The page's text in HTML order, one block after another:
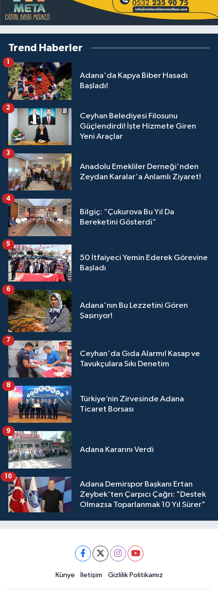
Trend Haberler
Adana'da Kapya Biber Hasadı
Başladı!
1
Ceyhan Belediyesi Filosunu
Güçlendirdi! İşte Hizmete Giren
Yeni Araçlar
2
Anadolu Emekliler Derneği'nden
Zeydan Karalar'a Anlamlı Ziyaret!
3
Bilgiç: “Çukurova Bu Yıl Da
Bereketini Gösterdi”
4
50 İtfaiyeci Yemin Ederek Görevine
Başladı
5
Adana'nın Bu Lezzetini Gören
Şaşırıyor!
6
Ceyhan'da Gıda Alarmı! Kasap ve
Tavukçulara Sıkı Denetim
7
Türkiye’nin Zirvesinde Adana
Ticaret Borsası
8
Adana Kararını Verdi
9
Adana Demirspor Başkanı Ertan
Zeybek'ten Çarpıcı Çağrı: "Destek
Olmazsa Toparlanmak 10 Yıl Sürer"
10
Künye İletişim Gizlilik Politikamız